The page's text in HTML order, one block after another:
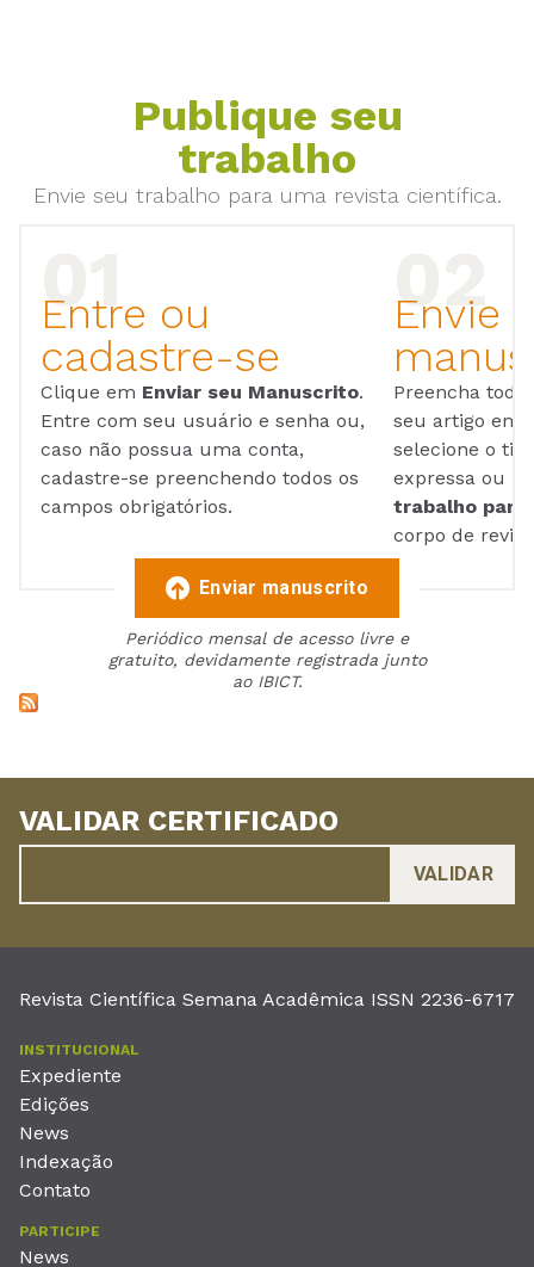
Publique seu
trabalho
Envie seu trabalho para uma revista científica.
Entre ou
cadastre-se
Clique em Enviar seu Manuscrito.
Entre com seu usuário e senha ou,
caso não possua uma conta,
cadastre-se preenchendo todos os
campos obrigatórios.
Envie
Preencha
seu artigo em
selecione o
expressa ou
trabalho para
corpo de
Enviar manuscrito
Periódico mensal de acesso livre e
gratuito, devidamente registrada junto
ao IBICT.
VALIDAR CERTIFICADO
Revista Científica Semana Acadêmica ISSN 2236-6717
INSTITUCIONAL
Expediente
Edições
News
Indexação
Contato
PARTICIPE
News